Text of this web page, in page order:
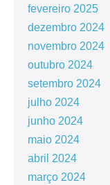
fevereiro 2025
dezembro 2024
novembro 2024
outubro 2024
setembro 2024
julho 2024
junho 2024
maio 2024
abril 2024
março 2024